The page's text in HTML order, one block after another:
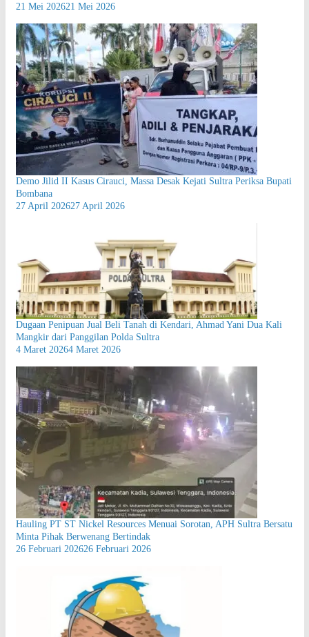
21 Mei 202621 Mei 2026
Demo Jilid II Kasus Cirauci, Massa Desak Kejati Sultra Periksa Bupati
Bombana
27 April 202627 April 2026
Dugaan Penipuan Jual Beli Tanah di Kendari, Ahmad Yani Dua Kali
Mangkir dari Panggilan Polda Sultra
4 Maret 20264 Maret 2026
Hauling PT ST Nickel Resources Menuai Sorotan, APH Sultra Bersatu
Minta Pihak Berwenang Bertindak
26 Februari 202626 Februari 2026